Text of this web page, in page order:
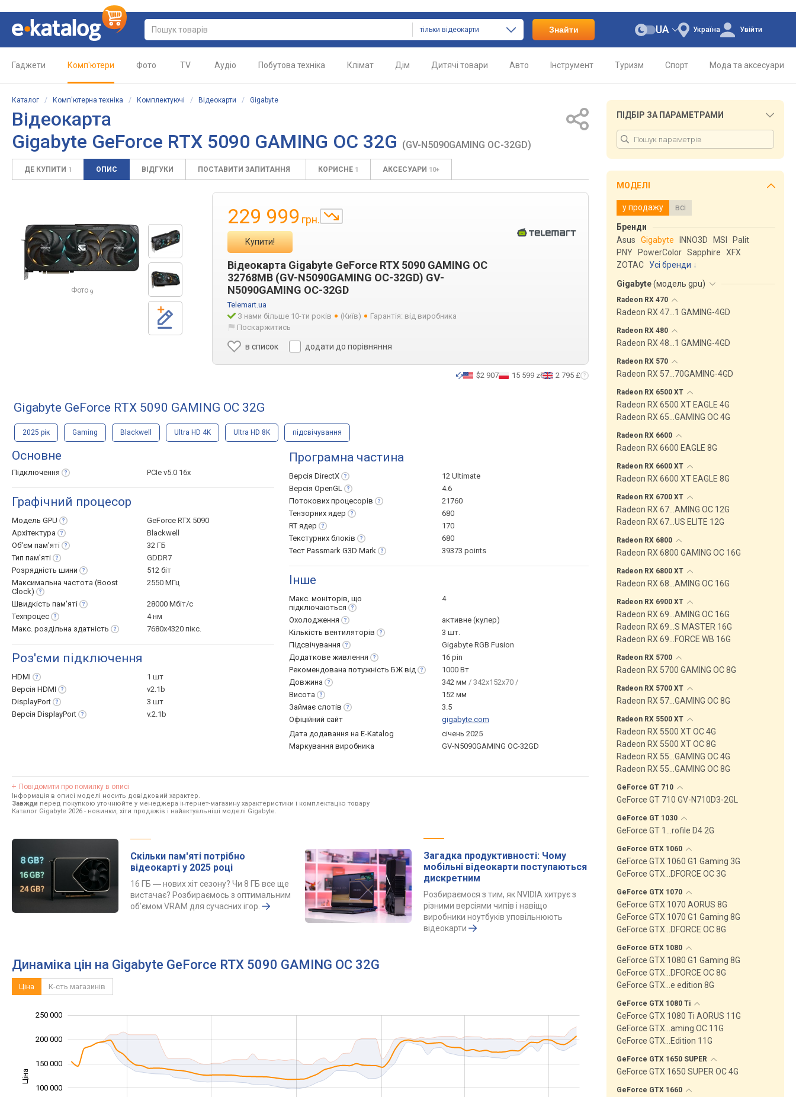
тільки відеокарти Знайти Україна
UA Увійти
Гаджети Комп'ютери Фото TV Аудіо Побутова техніка Клімат Дім Дитячі товари Авто Інструмент Туризм Спорт Мода та аксесуари
Каталог / Комп'ютерна техніка / Комплектуючі / Відеокарти / Gigabyte
Відеокарта
Gigabyte GeForce RTX 5090 GAMING OC 32G (GV-N5090GAMING OC-32GD)
ДЕ КУПИТИ 1 ОПИС ВІДГУКИ ПОСТАВИТИ ЗАПИТАННЯ КОРИСНЕ 1 АКСЕСУАРИ 10+
Фото 9
229 999 грн.
Купити!
Відеокарта Gigabyte GeForce RTX 5090 GAMING OC
32768MB (GV-N5090GAMING OC-32GD) GV-
N5090GAMING OC-32GD
Telemart.ua
З нами більше 10-ти років
(Київ)
Гарантія: від виробника
Поскаржитись
в список додати до порівняння
$2 907 15 599 zł 2 795 £
Gigabyte GeForce RTX 5090 GAMING OC 32G
2025 рік Gaming Blackwell Ultra HD 4K Ultra HD 8K підсвічування
Основне
Підключення PCIe v5.0 16x
Графічний процесор
Модель GPU
GeForce RTX 5090
Архітектура
Blackwell
Об'єм пам'яті
32 ГБ
Тип пам’яті
GDDR7
Розрядність шини
512 біт
Максимальна частота (Boost
Clock)
2550 МГц
Швидкість пам'яті
28000 Мбіт/с
Техпроцес
4 нм
Макс. роздільна здатність 7680x4320 пікс.
Роз'єми підключення
HDMI
1 шт
Версія HDMI
v2.1b
DisplayPort
3 шт
Версія DisplayPort v.2.1b
Програмна частина
Версія DirectX
12 Ultimate
Версія OpenGL
4.6
Потокових процесорів
21760
Тензорних ядер
680
RT ядер
170
Текстурних блоків
680
Тест Passmark G3D Mark 39373 points
Інше
Макс. моніторів, що
підключаються
4
Охолодження
активне (кулер)
Кількість вентиляторів
3 шт.
Підсвічування
Gigabyte RGB Fusion
Додаткове живлення
16 pin
Рекомендована потужність БЖ від
1000 Вт
Довжина
342 мм / 342x152x70 /
Висота
152 мм
Займає слотів
3.5
Офіційний сайт
gigabyte.com
Дата додавання на E-Katalog
січень 2025
Маркування виробника
GV-N5090GAMING OC-32GD
Повідомити про помилку в описі
Інформація в описі моделі носить довідковий характер.
Завжди перед покупкою уточнюйте у менеджера інтернет-магазину характеристики і комплектацію товару
Каталог Gigabyte 2026 - новинки, хіти продажів і найактуальніші моделі Gigabyte.
Скільки пам'яті потрібно
відеокарті у 2025 році
16 ГБ ― нових хіт сезону? Чи 8 ГБ все ще
вистачає? Розбираємось з оптимальним
об'ємом VRAM для сучасних ігор.
Загадка продуктивності: Чому
мобільні відеокарти поступаються
дискретним
Розбираємося з тим, як NVIDIA хитрує з
різними версіями чипів і навіщо
виробники ноутбуків уповільнюють
відеокарти
Динаміка цін на Gigabyte GeForce RTX 5090 GAMING OC 32G
Ціна К-сть магазинів
Ціна
100 000
150 000
200 000
250 000
ПІДБІР ЗА ПАРАМЕТРАМИ
МОДЕЛІ
у продажу всі
Бренди
Asus
Gigabyte INNO3D MSI
Palit
PNY
PowerColor Sapphire
XFX
ZOTAC
Усі бренди
Gigabyte(модель gpu)
Radeon RX 470
Radeon RX 47…1 GAMING-4GD
Radeon RX 480
Radeon RX 48…1 GAMING-4GD
Radeon RX 570
Radeon RX 57…70GAMING-4GD
Radeon RX 6500 XT
Radeon RX 6500 XT EAGLE 4G
Radeon RX 65…GAMING OC 4G
Radeon RX 6600
Radeon RX 6600 EAGLE 8G
Radeon RX 6600 XT
Radeon RX 6600 XT EAGLE 8G
Radeon RX 6700 XT
Radeon RX 67…AMING OC 12G
Radeon RX 67…US ELITE 12G
Radeon RX 6800
Radeon RX 6800 GAMING OC 16G
Radeon RX 6800 XT
Radeon RX 68…AMING OC 16G
Radeon RX 6900 XT
Radeon RX 69…AMING OC 16G
Radeon RX 69…S MASTER 16G
Radeon RX 69…FORCE WB 16G
Radeon RX 5700
Radeon RX 5700 GAMING OC 8G
Radeon RX 5700 XT
Radeon RX 57…GAMING OC 8G
Radeon RX 5500 XT
Radeon RX 5500 XT OC 4G
Radeon RX 5500 XT OC 8G
Radeon RX 55…GAMING OC 4G
Radeon RX 55…GAMING OC 8G
GeForce GT 710
GeForce GT 710 GV-N710D3-2GL
GeForce GT 1030
GeForce GT 1…rofile D4 2G
GeForce GTX 1060
GeForce GTX 1060 G1 Gaming 3G
GeForce GTX…DFORCE OC 3G
GeForce GTX 1070
GeForce GTX 1070 AORUS 8G
GeForce GTX 1070 G1 Gaming 8G
GeForce GTX…DFORCE OC 8G
GeForce GTX 1080
GeForce GTX 1080 G1 Gaming 8G
GeForce GTX…DFORCE OC 8G
GeForce GTX…e edition 8G
GeForce GTX 1080 Ti
GeForce GTX 1080 Ti AORUS 11G
GeForce GTX…aming OC 11G
GeForce GTX…Edition 11G
GeForce GTX 1650 SUPER
GeForce GTX 1650 SUPER OC 4G
GeForce GTX 1660